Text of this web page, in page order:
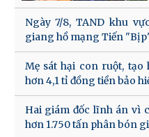
Ngày 7/8, TAND khu
giang hồ mạng Tiến
Mẹ sát hại con ruột,
hơn 4,1 tỉ đồng tiền bảo
Hai giám đốc lĩnh án vì
hơn 1.750 tấn phân bón